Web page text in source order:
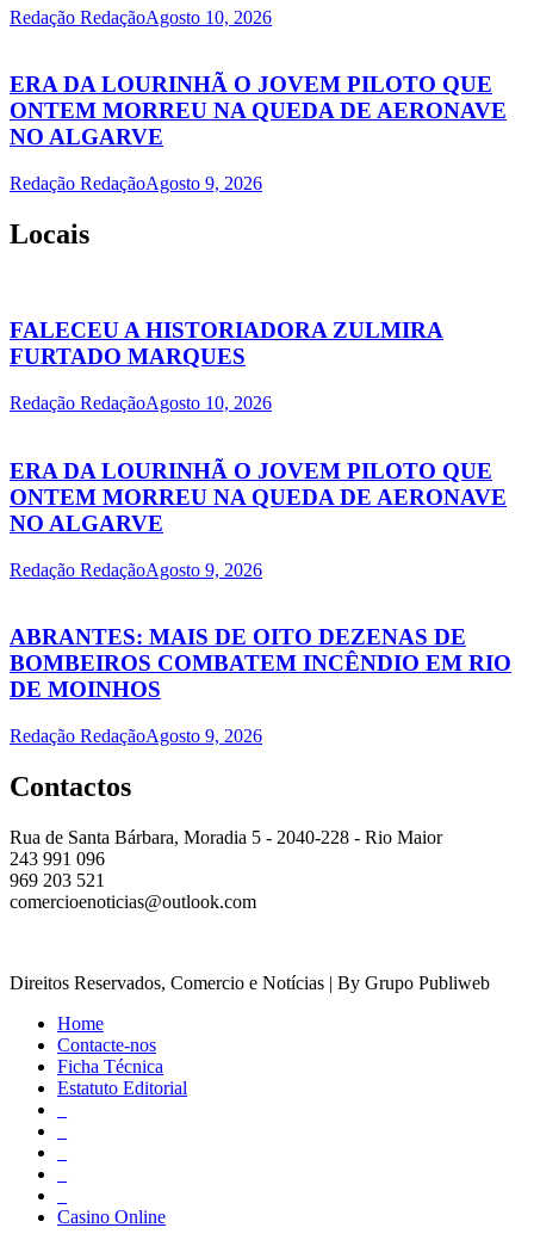
Redação RedaçãoAgosto 10, 2026
ERA DA LOURINHÃ O JOVEM PILOTO QUE
ONTEM MORREU NA QUEDA DE AERONAVE
NO ALGARVE
Redação RedaçãoAgosto 9, 2026
Locais
FALECEU A HISTORIADORA ZULMIRA
FURTADO MARQUES
Redação RedaçãoAgosto 10, 2026
ERA DA LOURINHÃ O JOVEM PILOTO QUE
ONTEM MORREU NA QUEDA DE AERONAVE
NO ALGARVE
Redação RedaçãoAgosto 9, 2026
ABRANTES: MAIS DE OITO DEZENAS DE
BOMBEIROS COMBATEM INCÊNDIO EM RIO
DE MOINHOS
Redação RedaçãoAgosto 9, 2026
Contactos
Rua de Santa Bárbara, Moradia 5 - 2040-228 - Rio Maior
243 991 096
969 203 521
comercioenoticias@outlook.com
Direitos Reservados, Comercio e Notícias | By Grupo Publiweb
Home
Contacte-nos
Ficha Técnica
Estatuto Editorial
Casino Online